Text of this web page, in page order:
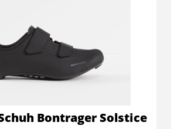
Bontrager Solstice